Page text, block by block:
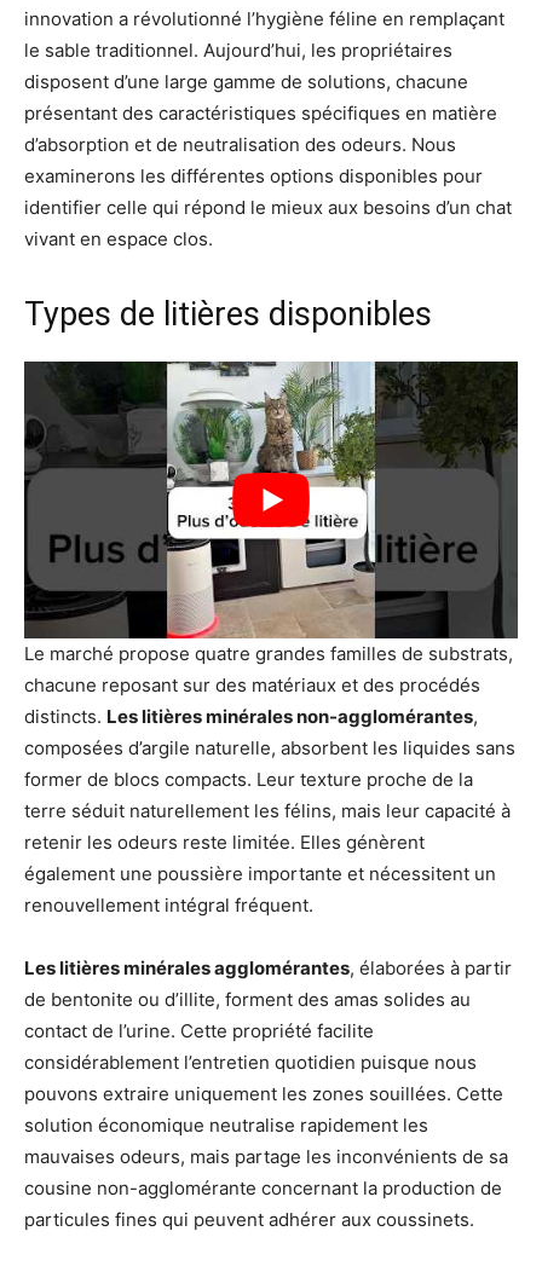
innovation a révolutionné l’hygiène féline en remplaçant
le sable traditionnel. Aujourd’hui, les propriétaires
disposent d’une large gamme de solutions, chacune
présentant des caractéristiques spécifiques en matière
d’absorption et de neutralisation des odeurs. Nous
examinerons les différentes options disponibles pour
identifier celle qui répond le mieux aux besoins d’un chat
vivant en espace clos.
Types de litières disponibles
Le marché propose quatre grandes familles de substrats,
chacune reposant sur des matériaux et des procédés
distincts. Les litières minérales non-agglomérantes,
composées d’argile naturelle, absorbent les liquides sans
former de blocs compacts. Leur texture proche de la
terre séduit naturellement les félins, mais leur capacité à
retenir les odeurs reste limitée. Elles génèrent
également une poussière importante et nécessitent un
renouvellement intégral fréquent.
Les litières minérales agglomérantes, élaborées à partir
de bentonite ou d’illite, forment des amas solides au
contact de l’urine. Cette propriété facilite
considérablement l’entretien quotidien puisque nous
pouvons extraire uniquement les zones souillées. Cette
solution économique neutralise rapidement les
mauvaises odeurs, mais partage les inconvénients de sa
cousine non-agglomérante concernant la production de
particules fines qui peuvent adhérer aux coussinets.